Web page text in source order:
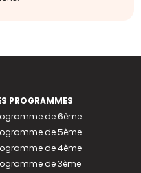
PROGRAMMES
de 6ème
de 5ème
de 4ème
de 3ème